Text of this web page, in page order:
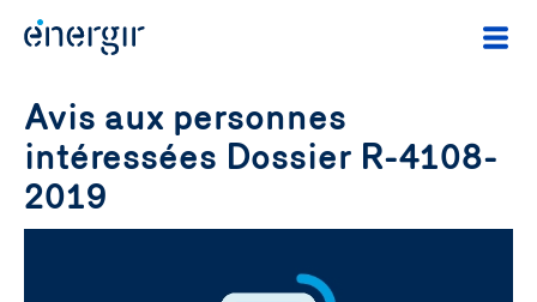
Avis aux personnes
intéressées Dossier R-4108-
2019